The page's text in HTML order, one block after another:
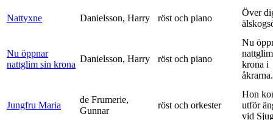
Nattyxne Danielsson, Harry röst och piano
Över
Nu öppnar
nattglim sin krona
Danielsson, Harry röst och piano
Nu
krona i
Jungfru Maria
de Frumerie,
Gunnar
röst och orkester
Hon
utför
vid